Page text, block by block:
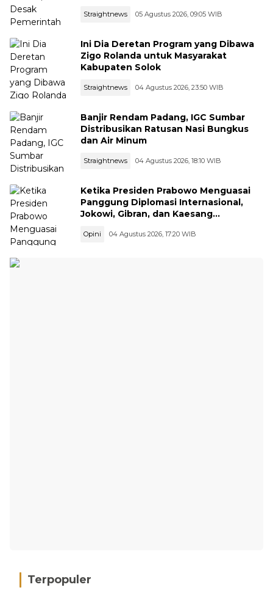
Straightnews 05 Agustus 2026, 09:05 WIB
Ini Dia Deretan Program yang Dibawa
Zigo Rolanda untuk Masyarakat
Kabupaten Solok
Straightnews 04 Agustus 2026, 23:50 WIB
Banjir Rendam Padang, IGC Sumbar
Distribusikan Ratusan Nasi Bungkus
dan Air Minum
Straightnews 04 Agustus 2026, 18:10 WIB
Ketika Presiden Prabowo Menguasai
Panggung Diplomasi Internasional,
Jokowi, Gibran, dan Kaesang
Opini 04 Agustus 2026, 17:20 WIB
TerpopulerGakkum Kehutanan Limpahkan